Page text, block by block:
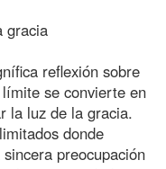
gracia
reflexión sobre
se convierte en
la luz de la gracia.
donde
preocupación